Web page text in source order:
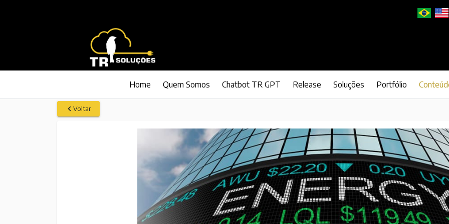
Home Quem Somos Chatbot TR GPT Release Soluções Portfólio
Voltar